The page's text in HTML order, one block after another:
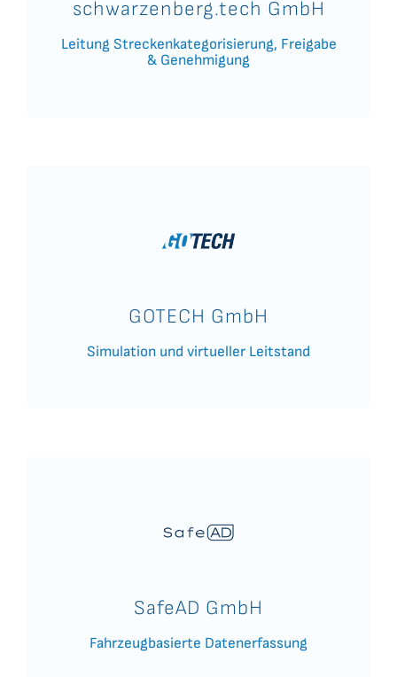
schwarzenberg.tech GmbH
Leitung Streckenkategorisierung, Freigabe
& Genehmigung
GOTECH GmbH
Simulation und virtueller Leitstand
SafeAD GmbH
Fahrzeugbasierte Datenerfassung